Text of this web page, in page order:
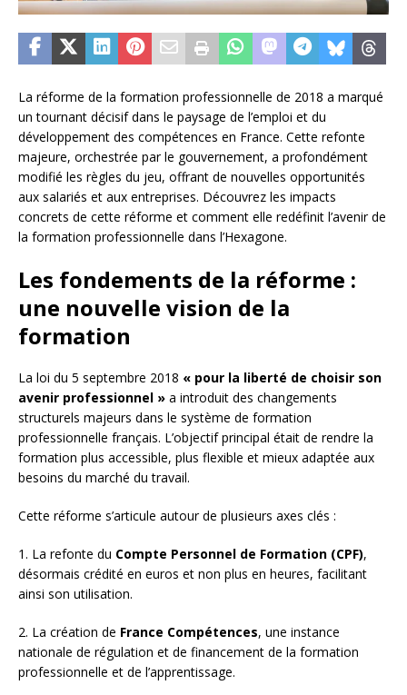
La réforme de la formation professionnelle de 2018 a marqué
un tournant décisif dans le paysage de l’emploi et du
développement des compétences en France. Cette refonte
majeure, orchestrée par le gouvernement, a profondément
modifié les règles du jeu, offrant de nouvelles opportunités
aux salariés et aux entreprises. Découvrez les impacts
concrets de cette réforme et comment elle redéfinit l’avenir de
la formation professionnelle dans l’Hexagone.
Les fondements de la réforme :
une nouvelle vision de la
formation
La loi du 5 septembre 2018 « pour la liberté de choisir son
avenir professionnel » a introduit des changements
structurels majeurs dans le système de formation
professionnelle français. L’objectif principal était de rendre la
formation plus accessible, plus flexible et mieux adaptée aux
besoins du marché du travail.
Cette réforme s’articule autour de plusieurs axes clés :
1. La refonte du Compte Personnel de Formation (CPF),
désormais crédité en euros et non plus en heures, facilitant
ainsi son utilisation.
2. La création de France Compétences, une instance
nationale de régulation et de financement de la formation
professionnelle et de l’apprentissage.